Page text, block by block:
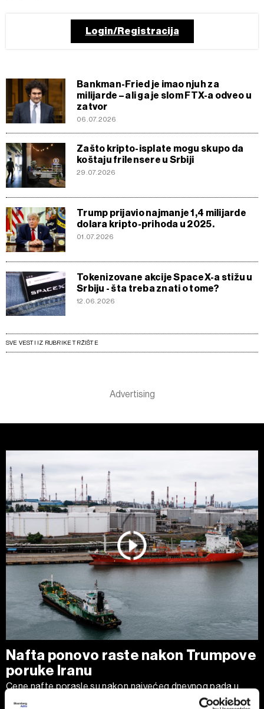
Login/Registracija
Bankman-Fried je imao njuh za
milijarde – ali ga je slom FTX-a odveo u
zatvor
06.07.2026
Zašto kripto-isplate mogu skupo da
koštaju frilensere u Srbiji
29.07.2026
Trump prijavio najmanje 1,4 milijarde
dolara kripto-prihoda u 2025.
01.07.2026
Tokenizovane akcije SpaceX-a stižu u
Srbiju - šta treba znati o tome?
12.06.2026
SVE VESTI IZ RUBRIKE TRŽIŠTE
Nafta ponovo raste nakon Trumpove
poruke Iranu
Cene nafte porasle su nakon najvećeg dnevnog pada u
poslednjih nedelju dana, pošto je predsednik SAD Donald